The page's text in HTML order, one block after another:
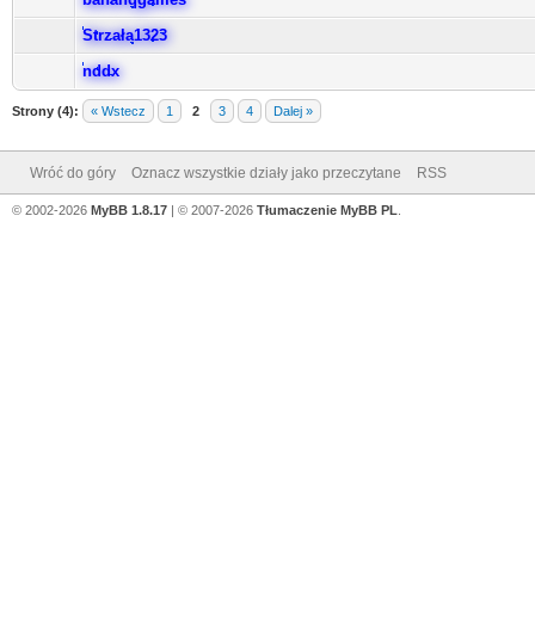
Strzała1323
nddx
Strony (4): « Wstecz 1 2 3 4 Dalej »
Wróć do góry Oznacz wszystkie działy jako przeczytane RSS
© 2002-2026 MyBB 1.8.17 | © 2007-2026 Tłumaczenie MyBB PL